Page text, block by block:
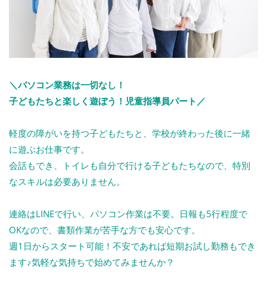
＼パソコン業務は一切なし！
子どもたちと楽しく遊ぼう！児童指導員パート／
軽度の障がいを持つ子どもたちと、学校が終わった後に一緒
に遊ぶお仕事です。
会話もでき、トイレも自分で行ける子どもたちなので、特別
なスキルは必要ありません。
連絡はLINEで行い、パソコン作業は不要。日報も5行程度で
OKなので、書類作業が苦手な方でも安心です。
週1日からスタート可能！不安であれば短期お試し勤務もでき
ます♪気軽な気持ちで始めてみませんか？